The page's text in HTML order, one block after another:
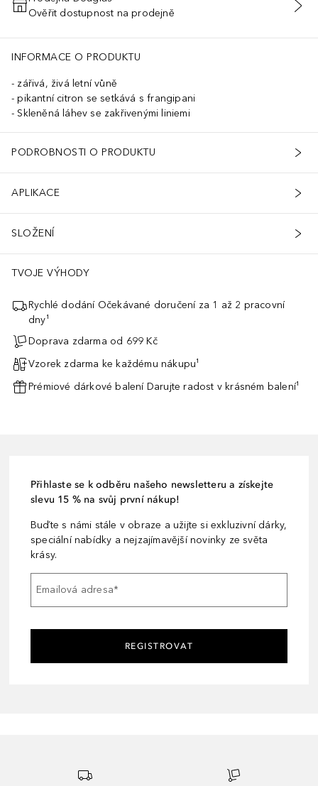
PŘIDAT DO KOŠÍKU
Ověřit dostupnost na prodejně
INFORMACE O PRODUKTU
zářivá, živá letní vůně
pikantní citron se setkává s frangipani
Skleněná láhev se zakřivenými liniemi
PODROBNOSTI O PRODUKTU
APLIKACE
SLOŽENÍ
TVOJE VÝHODY
Rychlé dodání Očekávané doručení za 1 až 2 pracovní
dny¹
Doprava zdarma od 699 Kč
Vzorek zdarma ke každému nákupu¹
Prémiové dárkové balení Darujte radost v krásném balení¹
Přihlaste se k odběru našeho newsletteru a získejte
slevu 15 % na svůj první nákup!
Buďte s námi stále v obraze a užijte si exkluzivní dárky,
speciální nabídky a nejzajímavější novinky ze světa
krásy.
Emailová adresa*
REGISTROVAT